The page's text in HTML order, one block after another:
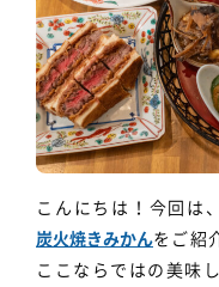
個人情
こんにちは！今回は
炭火焼きみかんをご紹
ここならではの美味